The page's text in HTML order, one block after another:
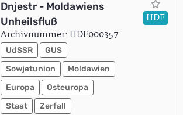
Dnjestr - Moldawiens
Unheilsfluß
Archivnummer: HDF000357
UdSSR
GUS
Sowjetunion
Moldawien
Europa
Osteuropa
Staat
Zerfall
HDF